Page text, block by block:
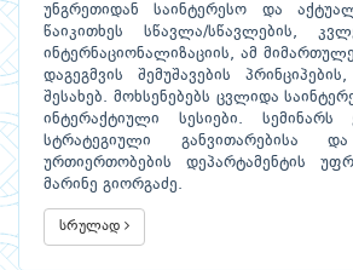
უნგრეთიდან საინტერესო და
წაიკითხეს სწავლა/სწავლების,
ინტერნაციონალიზაციის, ამ
დაგეგმვის შემუშავების
შესახებ. მოხსენებებს ცვლიდა
ინტერაქტიული სესიები. სემინარს
სტრატეგიული განვითარებისა
ურთიერთობების დეპარტამენტის
მარინე გიორგაძე.
სრულად